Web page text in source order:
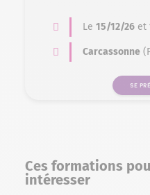
Le 15/12/26 et
Carcassonne
SE
Ces formations
intéresser